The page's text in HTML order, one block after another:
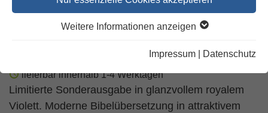
Weitere Informationen anzeigen
Impressum Datenschutz
BasisBibel. Die Kompakte.
Limitierte Edition 2026
lieferbar innerhalb 1-4 Werktagen
Limitierte Sonderausgabe in glanzvollem royalem
Violett. Moderne Bibelübersetzung in attraktivem